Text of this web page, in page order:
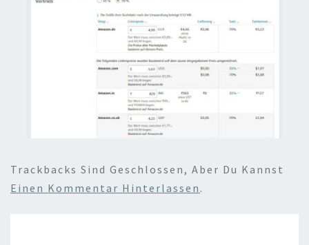
Trackbacks Sind Geschlossen, Aber Du Kannst
Einen Kommentar Hinterlassen .